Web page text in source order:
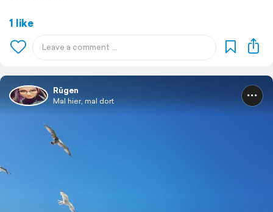
1 like
Rügen
Mal hier, mal dort